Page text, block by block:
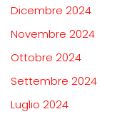
Dicembre 2024
Novembre 2024
Ottobre 2024
Settembre 2024
Luglio 2024